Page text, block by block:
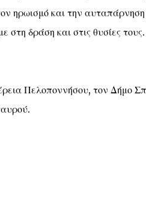
ηρωισμό και την αυταπάρνηση
δράση και στις θυσίες τους.
Πελοποννήσου, τον Δήμο